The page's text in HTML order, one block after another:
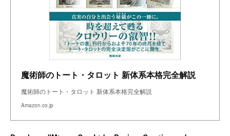
魔術師のトート・タロット 新体系本格完全解説
魔術師のトート・タロット 新体系本格完全解説
Amazon.co.jp